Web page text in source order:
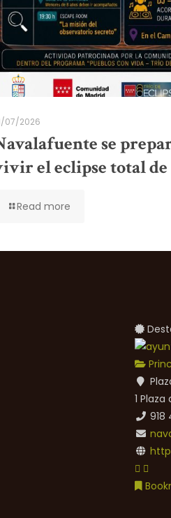
07/2026
se
el eclipse total de
Read more
1
918